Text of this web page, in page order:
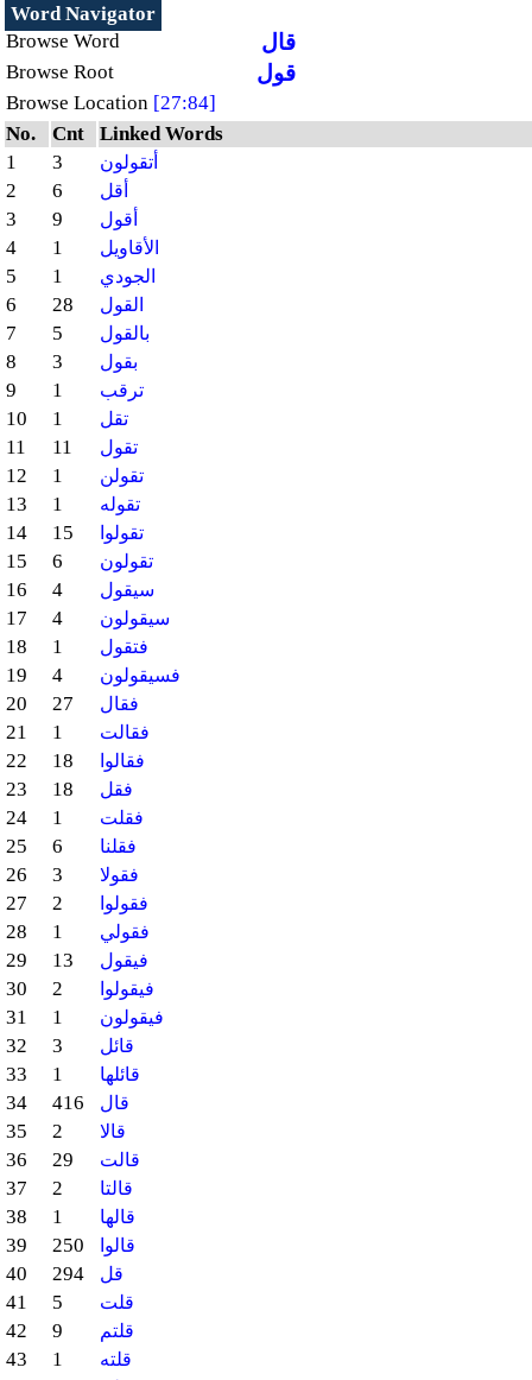
Word Navigator
Browse Word
قال
Browse Root قول
Browse Location [27:84]
No.
Cnt
Linked Words
1
3 أتقولون
2 6 أقل
3 9 أقول
4 1 الأقاويل
5 1 الجودي
6 28 القول
7 5 بالقول
8 3 بقول
9 1 ترقب
10 1 تقل
11 11 تقول
12 1 تقولن
13 1 تقوله
14 15 تقولوا
15 6 تقولون
16 4 سيقول
17 4 سيقولون
18 1 فتقول
19 4 فسيقولون
20 27 فقال
21 1 فقالت
22 18 فقالوا
23 18 فقل
24 1 فقلت
25 6 فقلنا
26 3 فقولا
27 2 فقولوا
28 1 فقولي
29 13 فيقول
30 2 فيقولوا
31 1 فيقولون
32 3 قائل
33 1 قائلها
34 416 قال
35 2 قالا
36 29 قالت
37 2 قالتا
38 1 قالها
39 250 قالوا
40 294 قل
41 5 قلت
42 9 قلتم
43 1 قلته